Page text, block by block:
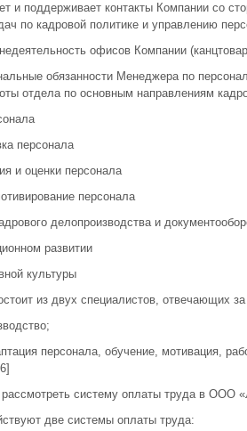
и поддерживает контакты Компании со
по кадровой политике и управлению
офисов Компании
обязанности Менеджера по
отдела по основным направлениям
персонала
и оценки персонала
персонала
делопроизводства и
развитии
культуры
из двух специалистов, отвечающих
персонала, обучение, мотивация,
систему оплаты труда в ООО
две системы оплаты труда: